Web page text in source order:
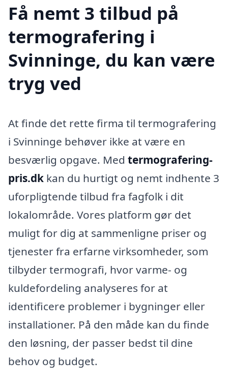
Få nemt 3 tilbud på
termografering i
Svinninge, du kan være
tryg ved
At finde det rette firma til termografering
i Svinninge behøver ikke at være en
besværlig opgave. Med termografering-
pris.dk kan du hurtigt og nemt indhente 3
uforpligtende tilbud fra fagfolk i dit
lokalområde. Vores platform gør det
muligt for dig at sammenligne priser og
tjenester fra erfarne virksomheder, som
tilbyder termografi, hvor varme- og
kuldefordeling analyseres for at
identificere problemer i bygninger eller
installationer. På den måde kan du finde
den løsning, der passer bedst til dine
behov og budget.